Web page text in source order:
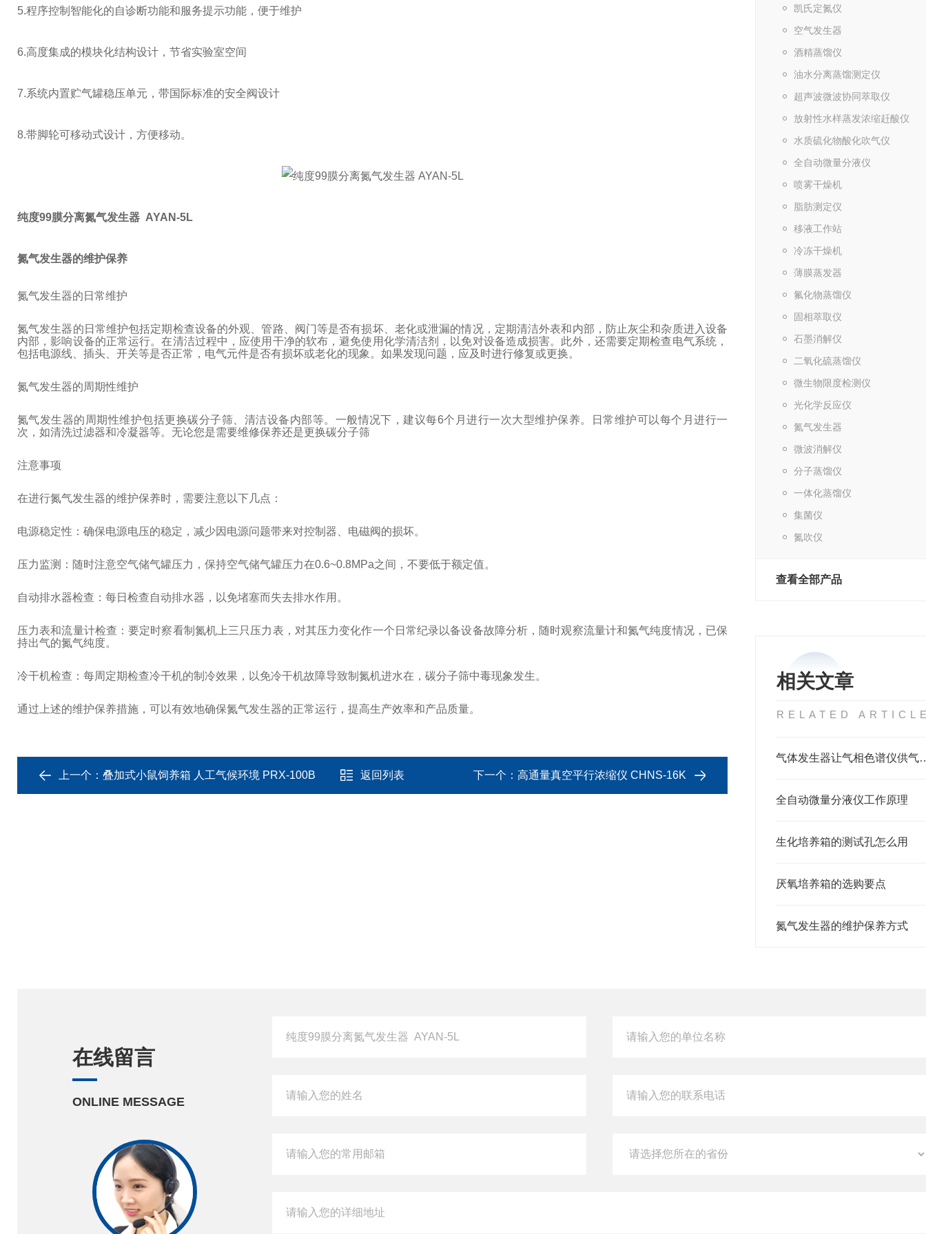
凯氏定氮仪
空气发生器
酒精蒸馏仪
油水分离蒸馏测定仪
超声波微波协同萃取仪
放射性水样蒸发浓缩赶酸仪
水质硫化物酸化吹气仪
全自动微量分液仪
喷雾干燥机
脂肪测定仪
移液工作站
冷冻干燥机
薄膜蒸发器
氟化物蒸馏仪
固相萃取仪
石墨消解仪
二氧化硫蒸馏仪
微生物限度检测仪
光化学反应仪
氮气发生器
微波消解仪
分子蒸馏仪
一体化蒸馏仪
集菌仪
氮吹仪
查看全部产品
相关文章
RELATED
气体发生器让气
全自动微量分液仪工作原理
生化培养箱的测试孔怎么用
厌氧培养箱的选购要点
氮气发生器的维护保养方式
5.程序控制智能化的自诊断功能和服务提示功能，便于维护
6.高度集成的模块化结构设计，节省实验室空间
7.系统内置贮气罐稳压单元，带国际标准的安全阀设计
8.带脚轮可移动式设计，方便移动。
纯度99膜分离氮气发生器 AYAN-5L
氮气发生器的维护保养
氮气发生器的日常维护
氮气发生器的日常维护包括定期检查设备的外观、管路、阀门等是否有损坏、老化或泄漏的情况，定期清洁外表和内部，防止灰尘和杂质进入设备
内部，影响设备的正常运行。在清洁过程中，应使用干净的软布，避免使用化学清洁剂，以免对设备造成损害。此外，还需要定期检查电气系统，
包括电源线、插头、开关等是否正常，电气元件是否有损坏或老化的现象。如果发现问题，应及时进行修复或更换。
氮气发生器的周期性维护
氮气发生器的周期性维护包括更换碳分子筛、清洁设备内部等。一般情况下，建议每6个月进行一次大型维护保养。日常维护可以每个月进行一
次，如清洗过滤器和冷凝器等。无论您是需要维修保养还是更换碳分子筛
注意事项
在进行氮气发生器的维护保养时，需要注意以下几点：
电源稳定性：确保电源电压的稳定，减少因电源问题带来对控制器、电磁阀的损坏。
压力监测：随时注意空气储气罐压力，保持空气储气罐压力在0.6~0.8MPa之间，不要低于额定值。
自动排水器检查：每日检查自动排水器，以免堵塞而失去排水作用。
压力表和流量计检查：要定时察看制氮机上三只压力表，对其压力变化作一个日常纪录以备设备故障分析，随时观察流量计和氮气纯度情况，已保
持出气的氮气纯度。
冷干机检查：每周定期检查冷干机的制冷效果，以免冷干机故障导致制氮机进水在，碳分子筛中毒现象发生。
通过上述的维护保养措施，可以有效地确保氮气发生器的正常运行，提高生产效率和产品质量。
上一个： 叠加式小鼠饲养箱 人工气候环境 PRX-100B 返回列表 下一个： 高通量真空平行浓缩仪 CHNS-16K
在线留言
ONLINE MESSAGE